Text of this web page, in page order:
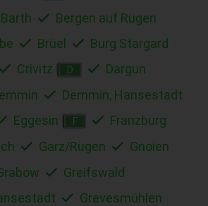
Barth
Bergen auf Rügen
Brüel
Burg Stargard
Crivitz D
Dargun
Demmin, Hansestadt
Eggesin F Franzburg
Garz/Rügen
Gnoien
Greifswald
Grevesmühlen